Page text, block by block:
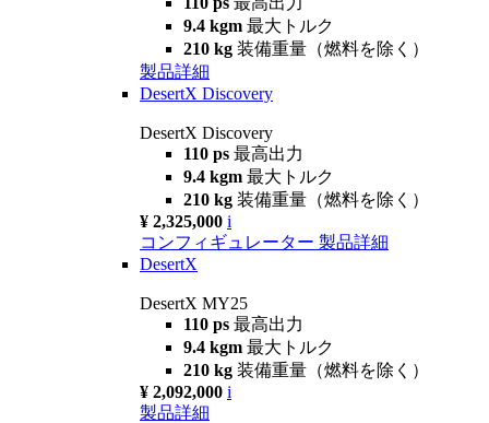
9.4 kgm 最大トルク
210 kg 装備重量（燃料を除く）
製品詳細
DesertX Discovery
DesertX Discovery
110 ps 最高出力
9.4 kgm 最大トルク
210 kg 装備重量（燃料を除く）
¥ 2,325,000 i
コンフィギュレーター 製品詳細
DesertX
DesertX MY25
110 ps 最高出力
9.4 kgm 最大トルク
210 kg 装備重量（燃料を除く）
¥ 2,092,000 i
製品詳細